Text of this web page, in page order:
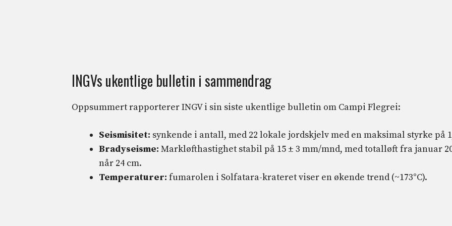
INGVs ukentlige bulletin i sammendrag
Oppsummert rapporterer INGV i sin siste ukentlige bulletin om Campi Flegrei:
Seismisitet: synkende i antall, med 22 lokale jordskjelv med en maksimal styrke på
Bradyseisme: Markløfthastighet stabil på 15 ± 3 mm/mnd, med totalløft fra januar
når 24 cm.
Temperaturer: fumarolen i Solfatara-krateret viser en økende trend (~173°C).